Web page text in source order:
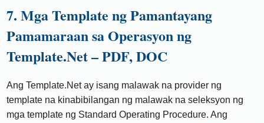
7. Mga Template ng Pamantayang
Pamamaraan sa Operasyon ng
Template.Net – PDF, DOC
Ang Template.Net ay isang malawak na provider ng
template na kinabibilangan ng malawak na seleksyon ng
mga template ng Standard Operating Procedure. Ang